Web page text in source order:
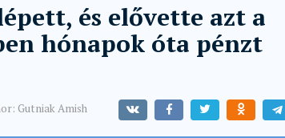
és elővette azt a
hónapok óta pénzt
Gutniak Amish